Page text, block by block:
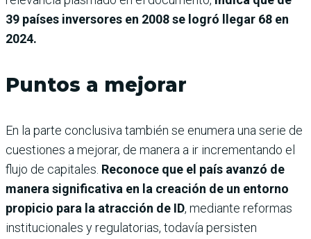
39 países inversores en 2008 se logró llegar 68 en
2024.
Puntos a mejorar
En la parte conclusiva también se enumera una serie de
cuestiones a mejorar, de manera a ir incrementando el
flujo de capitales. Reconoce que el país avanzó de
manera significativa en la creación de un entorno
propicio para la atracción de ID, mediante reformas
institucionales y regulatorias, todavía persisten